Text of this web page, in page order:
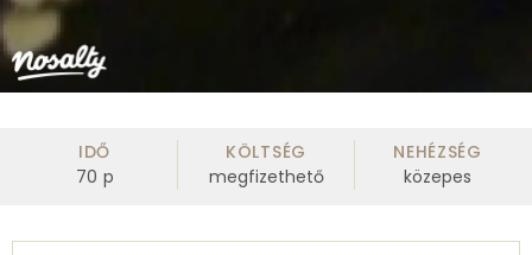
IDŐ
70 p
KÖLTSÉG
megfizethető
NEHÉZSÉG
közepes